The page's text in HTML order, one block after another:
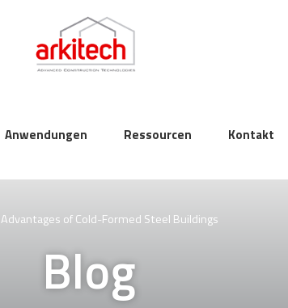
Anwendungen Ressourcen Kontakt
Advantages of Cold-Formed Steel Buildings
Blog